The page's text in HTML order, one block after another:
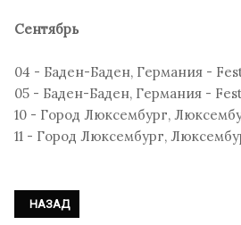
Сентябрь
04 - Баден-Баден, Германия -
05 - Баден-Баден, Германия -
10 - Город Люксембург,
11 - Город Люксембург,
ПРЕДЫДУЩИЙ: HURTS - 15 YEARS OF
НАЗАД